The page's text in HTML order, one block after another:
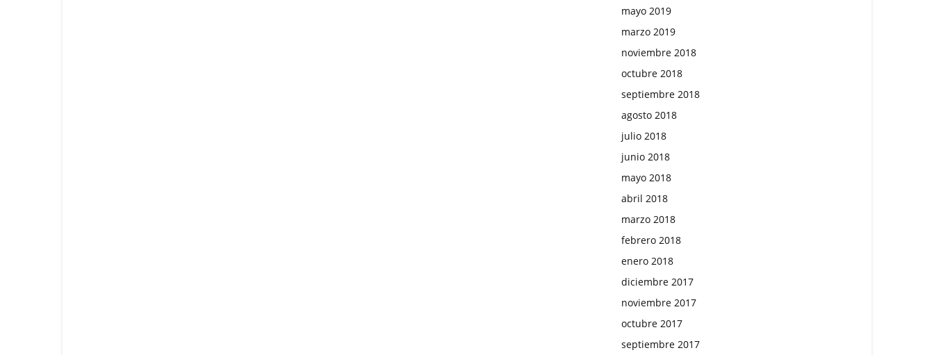
mayo 2019
marzo 2019
noviembre 2018
octubre 2018
septiembre 2018
agosto 2018
julio 2018
junio 2018
mayo 2018
abril 2018
marzo 2018
febrero 2018
enero 2018
diciembre 2017
noviembre 2017
octubre 2017
septiembre 2017